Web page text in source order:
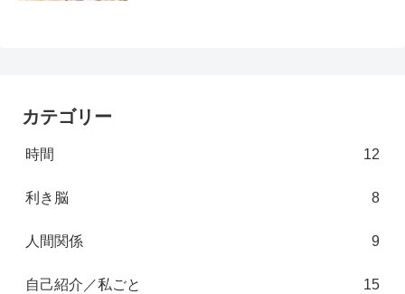
カテゴリー
時間 12
利き脳 8
人間関係 9
自己紹介／私ごと 15